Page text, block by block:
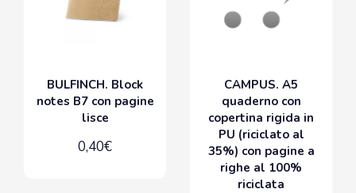
BULFINCH. Block
notes B7 con pagine
lisce
0,40€
CAMPUS. A5
quaderno con
copertina rigida in
PU (riciclato al
35%) con pagine a
righe al 100%
riciclata